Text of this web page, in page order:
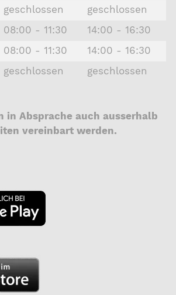
geschlossen
geschlossen
08:00 - 11:30
14:00 - 16:30
08:00 - 11:30
14:00 - 16:30
geschlossen geschlossen
in Absprache auch ausserhalb
vereinbart werden.